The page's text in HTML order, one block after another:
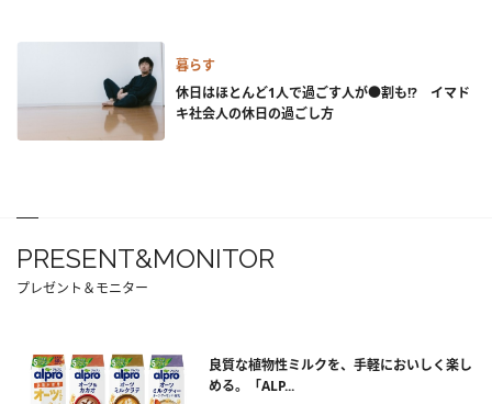
暮らす
休日はほとんど1人で過ごす人が●割も!? イマド
キ社会人の休日の過ごし方
PRESENT&MONITOR
プレゼント＆モニター
良質な植物性ミルクを、手軽においしく楽し
める。「ALP...